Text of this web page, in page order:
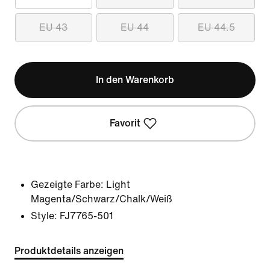
EU 43 EU 44 EU 44.5
In den Warenkorb
Favorit
Gezeigte Farbe: Light
Magenta/Schwarz/Chalk/Weiß
Style: FJ7765-501
Produktdetails anzeigen